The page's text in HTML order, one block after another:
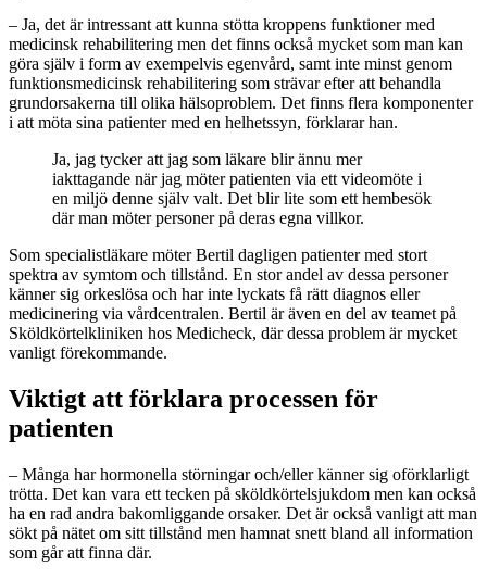
– Ja, det är intressant att kunna stötta kroppens funktioner med
medicinsk rehabilitering men det finns också mycket som man kan
göra själv i form av exempelvis egenvård, samt inte minst genom
funktionsmedicinsk rehabilitering som strävar efter att behandla
grundorsakerna till olika hälsoproblem. Det finns flera komponenter
i att möta sina patienter med en helhetssyn, förklarar han.
Ja, jag tycker att jag som läkare blir ännu mer
iakttagande när jag möter patienten via ett videomöte i
en miljö denne själv valt. Det blir lite som ett hembesök
där man möter personer på deras egna villkor.
Som specialistläkare möter Bertil dagligen patienter med stort
spektra av symtom och tillstånd. En stor andel av dessa personer
känner sig orkeslösa och har inte lyckats få rätt diagnos eller
medicinering via vårdcentralen. Bertil är även en del av teamet på
Sköldkörtelkliniken hos Medicheck, där dessa problem är mycket
vanligt förekommande.
Viktigt att förklara processen för
patienten
– Många har hormonella störningar och/eller känner sig oförklarligt
trötta. Det kan vara ett tecken på sköldkörtelsjukdom men kan också
ha en rad andra bakomliggande orsaker. Det är också vanligt att man
sökt på nätet om sitt tillstånd men hamnat snett bland all information
som går att finna där.